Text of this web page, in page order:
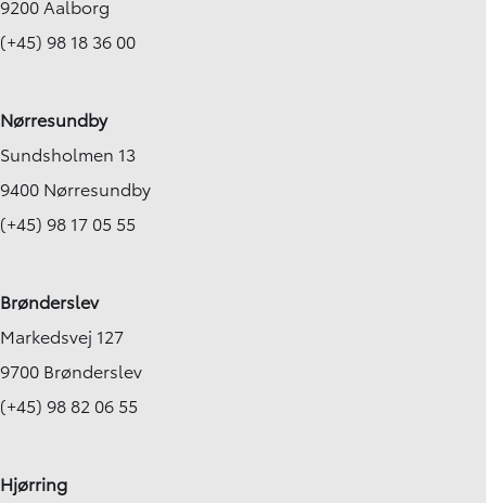
9200 Aalborg
(+45) 98 18 36 00
Nørresundby
Sundsholmen 13
9400 Nørresundby
(+45) 98 17 05 55
Brønderslev
Markedsvej 127
9700 Brønderslev
(+45) 98 82 06 55
Hjørring